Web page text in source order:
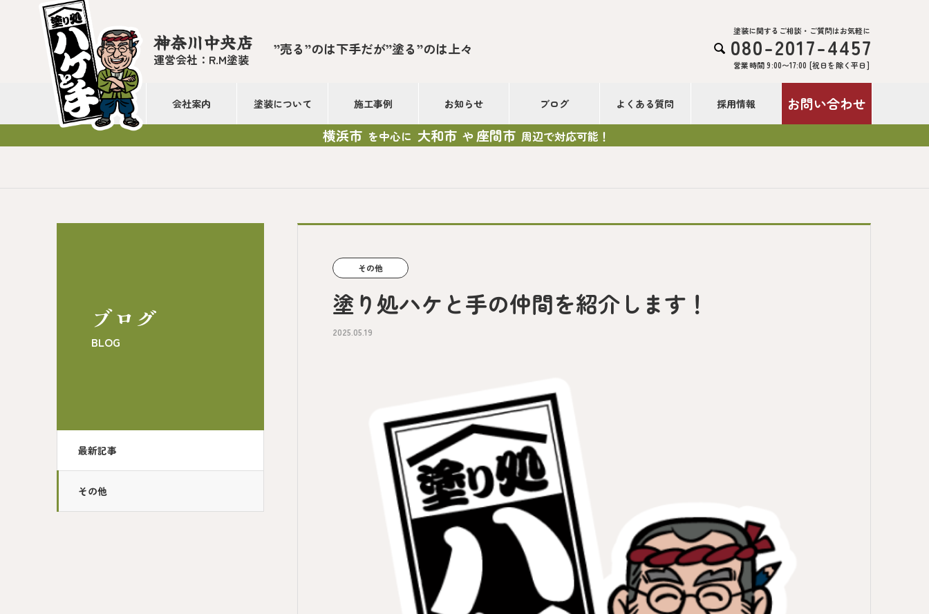
神奈川中央店
運営会社：R.M塗装
”売る”のは下手だが”塗る”のは上々 
塗装に関するご相談・ご質問はお気軽に
080-2017-4457
営業時間 9:00〜17:00 [祝日を除く平日]
会社案内 塗装について 施工事例 お知らせ ブログ よくある質問 採用情報 お問い合わせ
横浜市 を中心に 大和市 や座間市 周辺で対応可能！
ブログ
BLOG
最新記事
その他
その他
塗り処ハケと手の仲間を紹介します！
2025.05.19